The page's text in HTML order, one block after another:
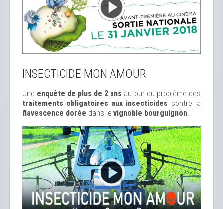
INSECTICIDE MON AMOUR
Une enquête de plus de 2 ans autour du problème des
traitements obligatoires aux insecticides contre la
flavescence dorée dans le vignoble bourguignon